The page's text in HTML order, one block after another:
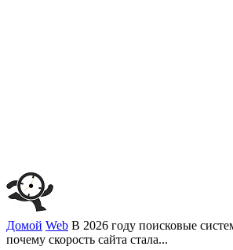
Домой Web В 2026 году поисковые
почему скорость сайта стала...